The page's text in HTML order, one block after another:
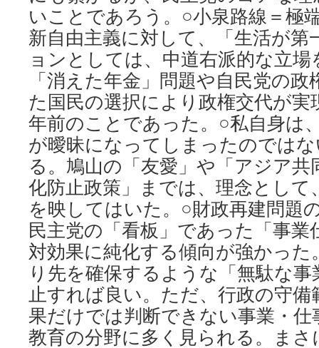
いことであろう。○小泉路線＝極
新自由主義に対して、「生活が第
ョンとしては、中道右派的な立
「消えた年金」問題や自民党の
た国民の選択により政権交代が実
年前のことであった。○私自身は
が曖昧になってしまったのでは
る。鳩山の「友愛」や「アジア共
化防止政策」までは、理念として
を映してはいた。○財政再建問題
民主党の「看板」であった「事業
対効果に純化する傾向が強かった
り先を確保するような「無駄な
止すれば良い。ただ、行政の守備
果だけでは判断できない事業・
教育の分野に多く見られる。ま